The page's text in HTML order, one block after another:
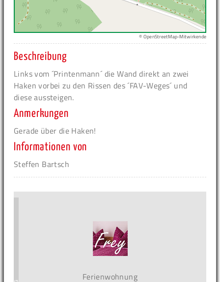
© OpenStreetMap-Mitwirkende
Beschreibung
Links vom ´Printenmann´ die Wand direkt an zwei
Haken vorbei zu den Rissen des ´FAV-Weges´ und
diese aussteigen.
Anmerkungen
Gerade über die Haken!
Informationen von
Steffen Bartsch
Ferienwohnung